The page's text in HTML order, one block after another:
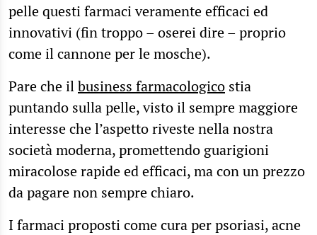
pelle questi farmaci veramente efficaci ed
innovativi (fin troppo – oserei dire – proprio
come il cannone per le mosche).
Pare che ilbusiness farmacologico stia
puntando sulla pelle, visto il sempre maggiore
interesse che l’aspetto riveste nella nostra
società moderna, promettendo guarigioni
miracolose rapide ed efficaci, ma con un prezzo
da pagare non sempre chiaro.
I farmaci proposti come cura per psoriasi, acne